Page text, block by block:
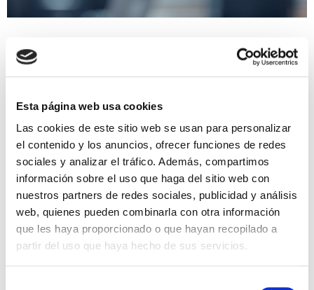
Esta página web usa cookies
Las cookies de este sitio web se usan para personalizar
el contenido y los anuncios, ofrecer funciones de redes
sociales y analizar el tráfico. Además, compartimos
información sobre el uso que haga del sitio web con
nuestros partners de redes sociales, publicidad y análisis
web, quienes pueden combinarla con otra información
que les haya proporcionado o que hayan recopilado a
partir del uso que haya hecho de sus servicios.
Novedades de Microsoft Copilot en
junio de 2026
Durante junio de 2026, Microsoft ha consolidado un
cambio que llevaba meses gestándose: Copilot ha
dejado de ser una capa de asistencia sobre
aplicaciones para convertirse…
16 junio, 2026 4:13 pm · 0
Microsoft